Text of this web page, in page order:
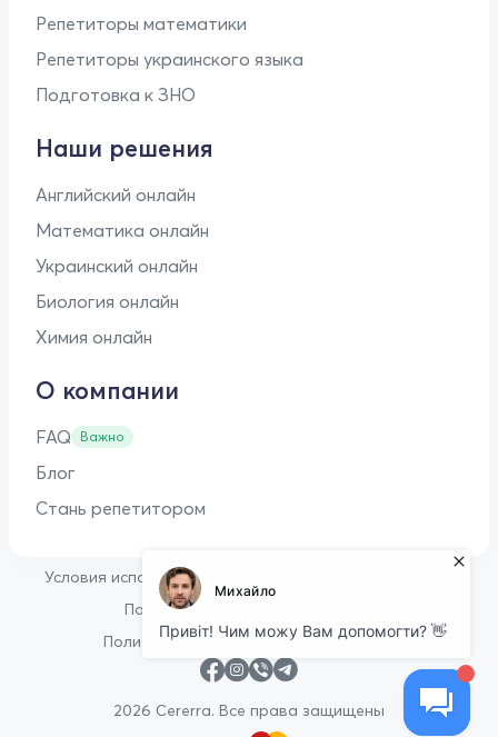
Репетиторы математики
Репетиторы украинского языка
Подготовка к ЗНО
Наши решения
Английский онлайн
Математика онлайн
Украинский онлайн
Биология онлайн
Химия онлайн
О компании
FAQ Важно
Блог
Стань репетитором
2026 Cererra. Все права защищены
Условия использования
Политика конфиденциальности
Политика в отношении файлов cookie